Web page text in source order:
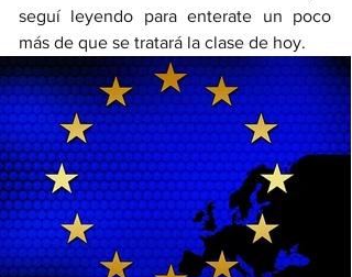
seguí leyendo para enterate un poco
más de que se tratará la clase de hoy.